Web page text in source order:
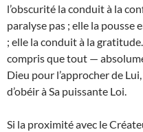
l’obscurité la conduit à la
paralyse pas ; elle la pousse
; elle la conduit à la
compris que tout —
Dieu pour l’approcher de
d’obéir à Sa puissante Loi.
Si la proximité avec le